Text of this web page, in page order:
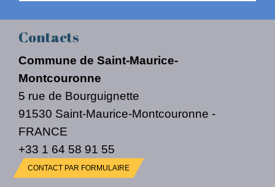
Contacts
Commune de Saint-Maurice-
Montcouronne
5 rue de Bourguignette
91530 Saint-Maurice-Montcouronne -
FRANCE
+33 1 64 58 91 55
CONTACT PAR FORMULAIRE